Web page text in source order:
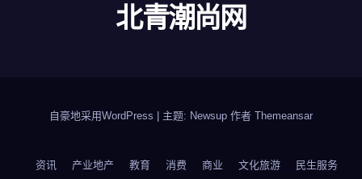
北青潮尚网
自豪地采用WordPress 主题: Newsup 作者 Themeansar
资讯 产业地产 教育 消费 商业 文化旅游 民生服务